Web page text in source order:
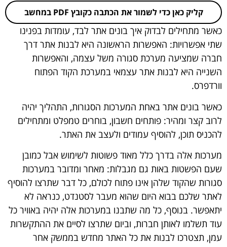
קליק כאן כדי לשמור את הכתבה כקובץ PDF במחשב
כאשר מתחילים לבדוק איך בונים אתר לבד, עומדות בפנינו
שתי אפשרויות: האפשרות הראשונה היא לבנות אתר דרך
חברה שמציעה מערכת סגורה משל עצמה, והאפשרות
השנייה היא לבנות אתר עצמאי במערכת הקוד הפתוח
וורדפרס.
כאשר בונים אתר באחת המערכות הסגורות, התהליך יהיה
לרוב קצר ומהיר: פותחים חשבון, בוחרים טמפלט ומתחילים
להכניס תוכן, להוסיף עמודים ולעצב את האתר.
מערכות אלה בדרך כלל מאוד פשוטות לשימוש אבל כמובן
שעם הפשטות באות גם מגבלות: מאחר ומדובר במערכות
סגורות שהקוד שלהן אינו פתוח לכולם, כל דבר שתרצו להוסיף
לאתר שלכם בבוא היום שהוא מעבר לסטנדט, כנראה לא
יתאפשר. בנוסף, כל מה שתבנו במערכות אלה יהיה באוויר כל
עוד תשלמו לאותן חברות, וביום שתרצו לסיים את ההתקשרות
עמן, תצטרכו לבנות את כל האתר מחדש בממשק אחר